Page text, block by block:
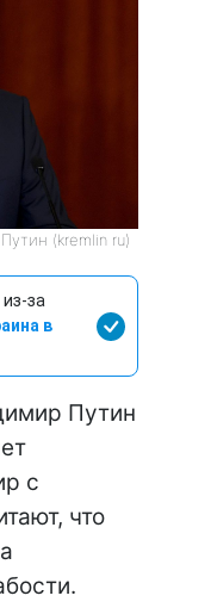
(kremlin ru)
за
в
Путин
с
что